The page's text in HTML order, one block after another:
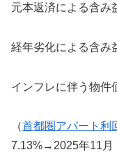
元本返済による含み
経年劣化による含み
インフレに伴う物
（首都圏アパート利
7.13%→2025年11月